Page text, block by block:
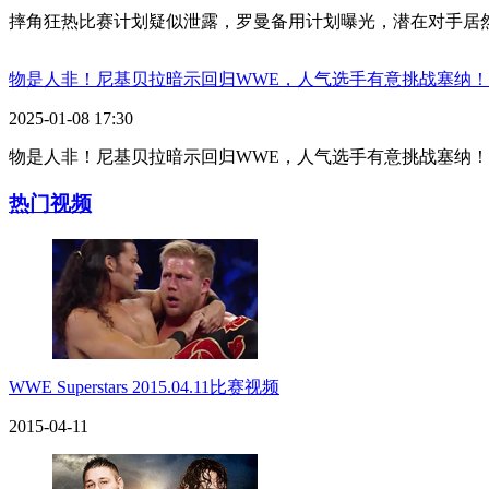
摔角狂热比赛计划疑似泄露，罗曼备用计划曝光，潜在对手居
物是人非！尼基贝拉暗示回归WWE，人气选手有意挑战塞纳！
2025-01-08 17:30
物是人非！尼基贝拉暗示回归WWE，人气选手有意挑战塞纳！
热门视频
WWE Superstars 2015.04.11比赛视频
2015-04-11